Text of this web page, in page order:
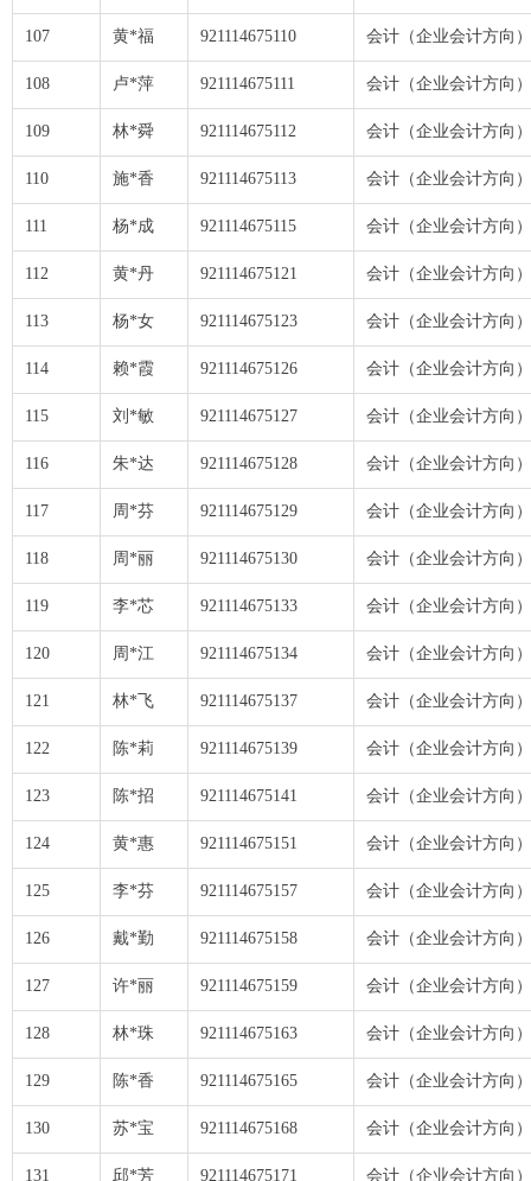
107 黄*福 921114675110 会计（企业会计方向）
108 卢*萍 921114675111 会计（企业会计方向）
109 林*舜 921114675112 会计（企业会计方向）
110 施*香 921114675113 会计（企业会计方向）
111 杨*成 921114675115 会计（企业会计方向）
112 黄*丹 921114675121 会计（企业会计方向）
113 杨*女 921114675123 会计（企业会计方向）
114 赖*霞 921114675126 会计（企业会计方向）
115 刘*敏 921114675127 会计（企业会计方向）
116 朱*达 921114675128 会计（企业会计方向）
117 周*芬 921114675129 会计（企业会计方向）
118 周*丽 921114675130 会计（企业会计方向）
119 李*芯 921114675133 会计（企业会计方向）
120 周*江 921114675134 会计（企业会计方向）
121 林*飞 921114675137 会计（企业会计方向）
122 陈*莉 921114675139 会计（企业会计方向）
123 陈*招 921114675141 会计（企业会计方向）
124 黄*惠 921114675151 会计（企业会计方向）
125 李*芬 921114675157 会计（企业会计方向）
126 戴*勤 921114675158 会计（企业会计方向）
127 许*丽 921114675159 会计（企业会计方向）
128 林*珠 921114675163 会计（企业会计方向）
129 陈*香 921114675165 会计（企业会计方向）
130 苏*宝 921114675168 会计（企业会计方向）
131 邱*芳 921114675171 会计（企业会计方向）